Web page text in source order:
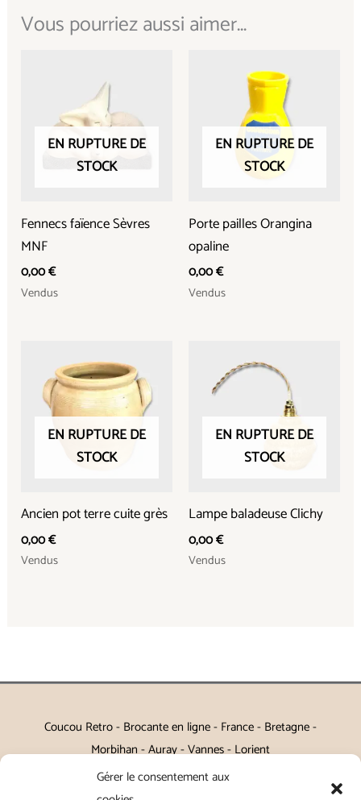
Gérer le consentement aux
Vous pourriez aussi aimer...
EN RUPTURE DE
STOCK
Fennecs faïence Sèvres
MNF
0,00€
Vendus
EN RUPTURE DE
STOCK
Porte pailles Orangina
opaline
0,00€
Vendus
EN RUPTURE DE
STOCK
Ancien pot terre cuite grès
0,00€
Vendus
EN RUPTURE DE
STOCK
Lampe baladeuse Clichy
0,00€
Vendus
Coucou Retro - Brocante en ligne - France - Bretagne -
Morbihan - Auray - Vannes - Lorient
Petits meubles, décoration, miroirs, luminaires, Art de la table